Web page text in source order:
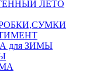
ЛЕТО
для ЗИМЫ